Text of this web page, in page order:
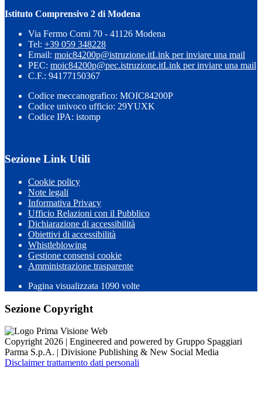
Istituto Comprensivo 2 di Modena
Via Fermo Corni 70 - 41126 Modena
Tel: +39 059 348228
Email: moic84200p@istruzione.itLink per inviare una mail
PEC: moic84200p@pec.istruzione.itLink per inviare una mail
C.F.: 94177150367
Codice meccanografico: MOIC84200P
Codice univoco ufficio: 29YUXK
Codice IPA: istomp
Sezione Link Utili
Cookie policy
Note legali
Informativa Privacy
Ufficio Relazioni con il Pubblico
Dichiarazione di accessibilità
Obiettivi di accessibilità
Whistleblowing
Gestione consensi cookie
Amministrazione trasparente
Pagina visualizzata 1090 volte
Sezione Copyright
Copyright 2026 | Engineered and powered by Gruppo Spaggiari
Parma S.p.A. | Divisione Publishing & New Social Media
Disclaimer trattamento dati personali